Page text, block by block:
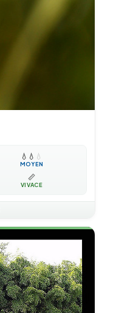
💧 💧 💧
MOYEN
📏
VIVACE